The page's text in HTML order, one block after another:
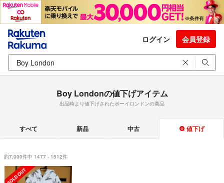
ログイン 会員登録
Boy Londonの値下げアイテム
出品時より値下げされたボーイロンドンの商品
すべて 新品 中古 値下げ
約7,000件中 1477 - 1512件